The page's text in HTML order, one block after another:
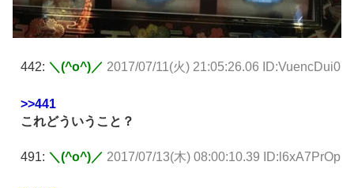
442: ＼(^o^)／ 2017/07/11(火) 21:05:26.06 ID:VuencDui0
>>441
これどういうこと？
491: ＼(^o^)／ 2017/07/13(木) 08:00:10.39 ID:l6xA7PrOp